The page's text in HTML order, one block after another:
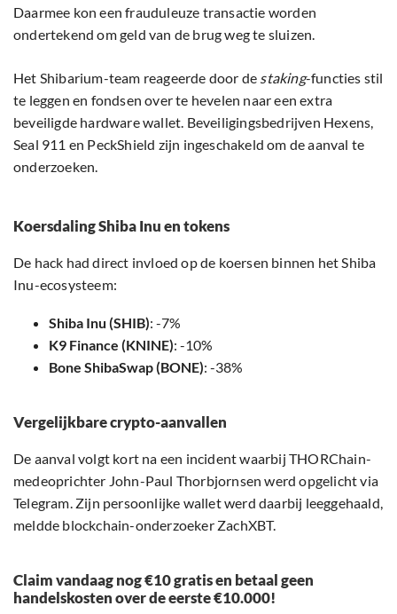
Daarmee kon een frauduleuze transactie worden
ondertekend om geld van de brug weg te sluizen.
Het Shibarium-team reageerde door de staking-functies stil
te leggen en fondsen over te hevelen naar een extra
beveiligde hardware wallet. Beveiligingsbedrijven Hexens,
Seal 911 en PeckShield zijn ingeschakeld om de aanval te
onderzoeken.
Koersdaling Shiba Inu en tokens
De hack had direct invloed op de koersen binnen het Shiba
Inu-ecosysteem:
Shiba Inu (SHIB): -7%
K9 Finance (KNINE): -10%
Bone ShibaSwap (BONE): -38%
Vergelijkbare crypto-aanvallen
De aanval volgt kort na een incident waarbij THORChain-
medeoprichter John-Paul Thorbjornsen werd opgelicht via
Telegram. Zijn persoonlijke wallet werd daarbij leeggehaald,
meldde blockchain-onderzoeker ZachXBT.
Claim vandaag nog €10 gratis en betaal geen
handelskosten over de eerste €10.000!